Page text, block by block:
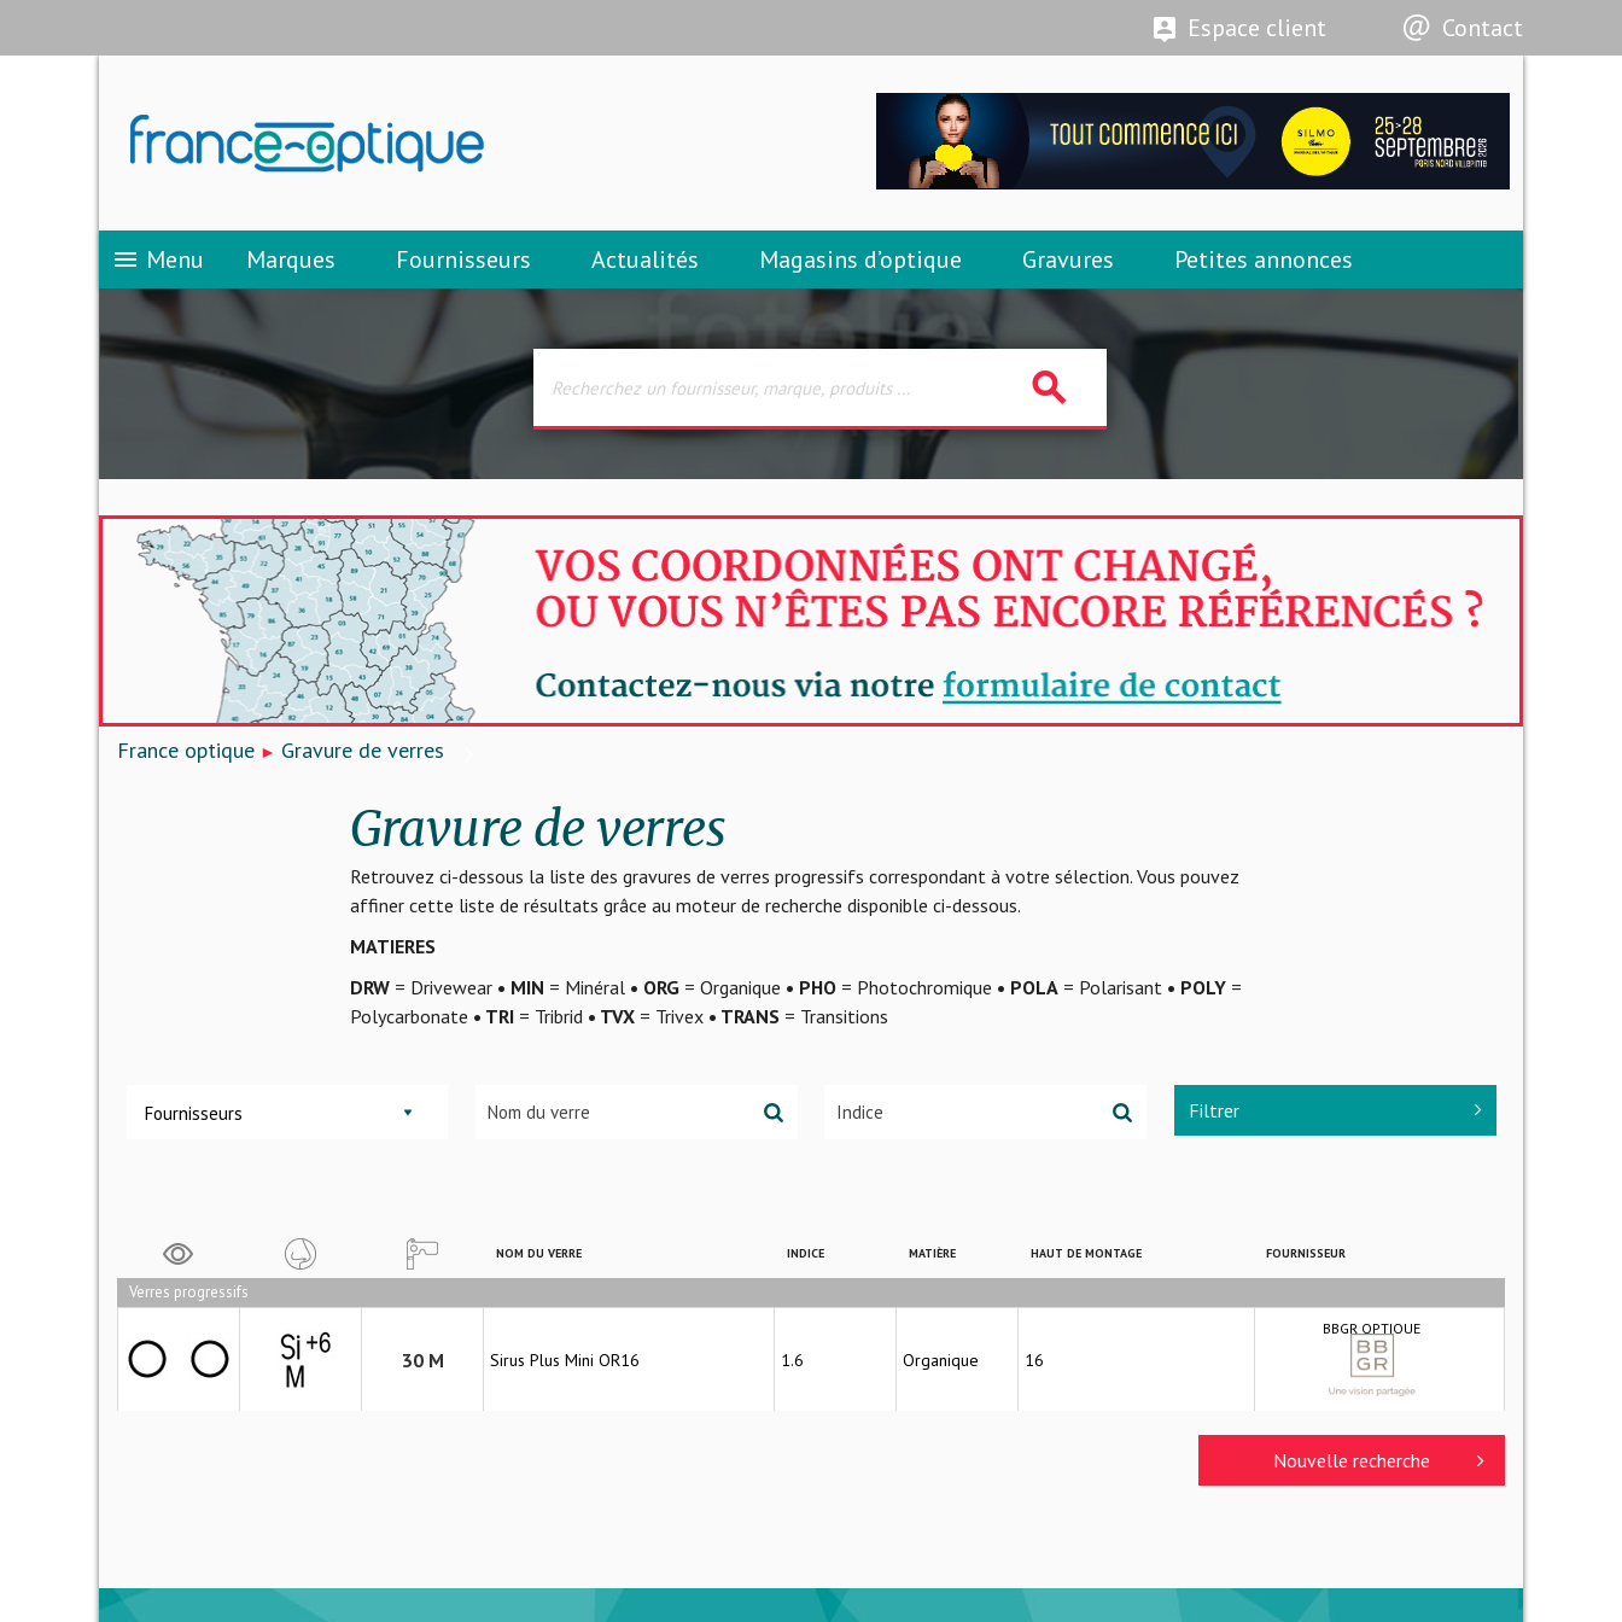
Espace client Contact
menu Menu Marques Fournisseurs Actualités Magasins d’optique Gravures Petites annonces
search
France optique Gravure de verres
Gravure de verres
Retrouvez ci-dessous la liste des gravures de verres progressifs correspondant à votre sélection. Vous pouvez
affiner cette liste de résultats grâce au moteur de recherche disponible ci-dessous.
MATIERES
DRW= Drivewear • MIN = Minéral • ORG= Organique • PHO= Photochromique • POLA= Polarisant • POLY=
Polycarbonate • TRI= Tribrid • TVX= Trivex • TRANS= Transitions
Fournisseurs Filtrer
NOM DU VERRE INDICE MATIÈRE HAUT DE MONTAGE FOURNISSEUR
Verres progressifs
30 M Sirus Plus Mini OR16 1.6 Organique 16
BBGR OPTIQUE
Nouvelle recherche